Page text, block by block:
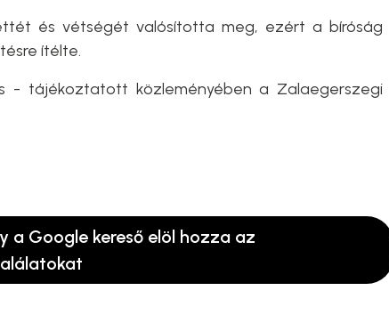
és vétségét valósította meg, ezért a bíróság
ítélte.
- tájékoztatott közleményében a Zalaegerszegi
a Google kereső elöl hozza az